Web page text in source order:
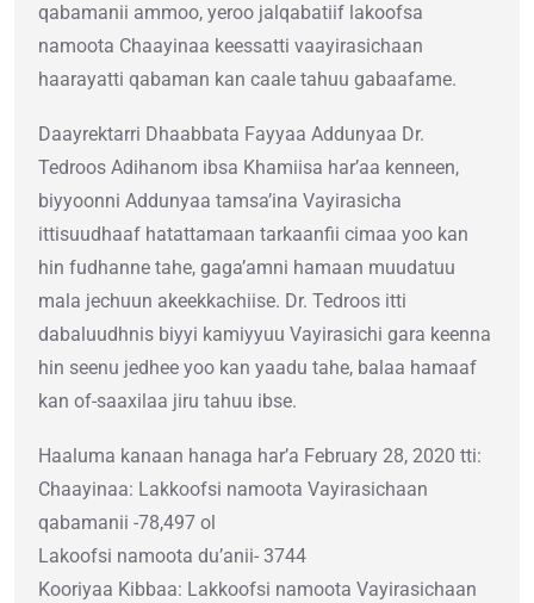
qabamanii ammoo, yeroo jalqabatiif lakoofsa
namoota Chaayinaa keessatti vaayirasichaan
haarayatti qabaman kan caale tahuu gabaafame.
Daayrektarri Dhaabbata Fayyaa Addunyaa Dr.
Tedroos Adihanom ibsa Khamiisa har’aa kenneen,
biyyoonni Addunyaa tamsa’ina Vayirasicha
ittisuudhaaf hatattamaan tarkaanfii cimaa yoo kan
hin fudhanne tahe, gaga’amni hamaan muudatuu
mala jechuun akeekkachiise. Dr. Tedroos itti
dabaluudhnis biyyi kamiyyuu Vayirasichi gara keenna
hin seenu jedhee yoo kan yaadu tahe, balaa hamaaf
kan of-saaxilaa jiru tahuu ibse.
Haaluma kanaan hanaga har’a February 28, 2020 tti:
Chaayinaa: Lakkoofsi namoota Vayirasichaan
qabamanii -78,497 ol
Lakoofsi namoota du’anii- 3744
Kooriyaa Kibbaa: Lakkoofsi namoota Vayirasichaan